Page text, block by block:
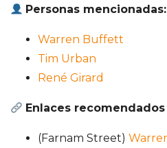
Personas mencionadas:
Warren Buffett
Tim Urban
René Girard
Enlaces recomendados
(Farnam Street)